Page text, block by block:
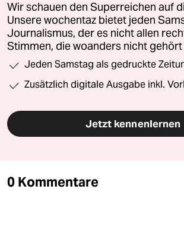
Wir schauen den Superreichen auf
Unsere wochentaz bietet jeden
Journalismus, der es nicht allen
Stimmen, die woanders nicht gehört
Jeden Samstag als gedruckte
Zusätzlich digitale Ausgabe inkl.
Jetzt kennenlernen
0 Kommentare